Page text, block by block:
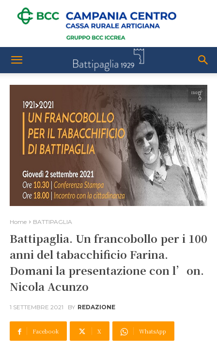
Home BATTIPAGLIA
Battipaglia. Un francobollo per i 100
anni del tabacchificio Farina.
Domani la presentazione con l’on.
Nicola Acunzo
1 SETTEMBRE 2021 BY REDAZIONE
Facebook X WhatsApp